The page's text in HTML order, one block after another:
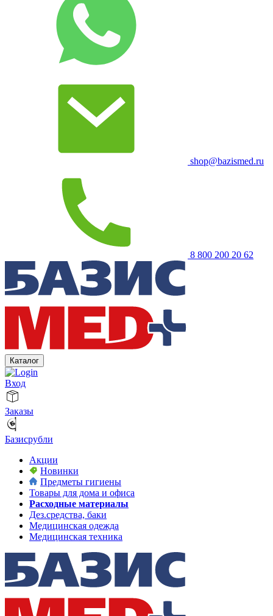
shop@bazismed.ru
8 800 200 20 62
Каталог
Вход
Заказы
Базисрубли
Акции
Новинки
Предметы гигиены
Товары для дома и офиса
Расходные материалы
Дез.средства, баки
Медицинская одежда
Медицинская техника